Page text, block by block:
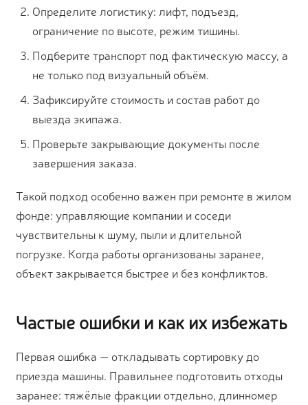
Определите логистику: лифт, подъезд,
ограничение по высоте, режим тишины.
Подберите транспорт под фактическую массу, а
не только под визуальный объём.
Зафиксируйте стоимость и состав работ до
выезда экипажа.
Проверьте закрывающие документы после
завершения заказа.
Такой подход особенно важен при ремонте в жилом
фонде: управляющие компании и соседи
чувствительны к шуму, пыли и длительной
погрузке. Когда работы организованы заранее,
объект закрывается быстрее и без конфликтов.
Частые ошибки и как их избежать
Первая ошибка — откладывать сортировку до
приезда машины. Правильнее подготовить отходы
заранее: тяжёлые фракции отдельно, длинномер